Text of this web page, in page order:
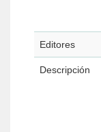
Editores
Descripción